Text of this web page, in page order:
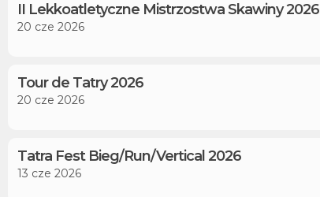
II Lekkoatletyczne Mistrzostwa Skawiny 2026
20 cze 2026
Tour de Tatry 2026
20 cze 2026
Tatra Fest Bieg/Run/Vertical 2026
13 cze 2026